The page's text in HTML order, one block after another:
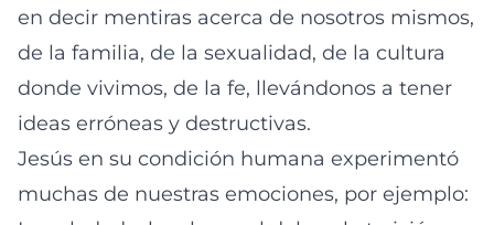
en decir mentiras acerca de nosotros mismos,
de la familia, de la sexualidad, de la cultura
donde vivimos, de la fe, llevándonos a tener
ideas erróneas y destructivas.
Jesús en su condición humana experimentó
muchas de nuestras emociones, por ejemplo: